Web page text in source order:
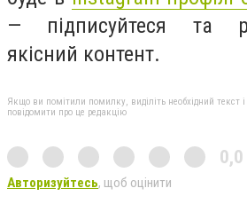
— підписуйтеся та
якісний контент.
Якщо ви помітили помилку, виділіть необхідний текст
повідомити про це редакцію
0,0
Авторизуйтесь, щоб оцінити